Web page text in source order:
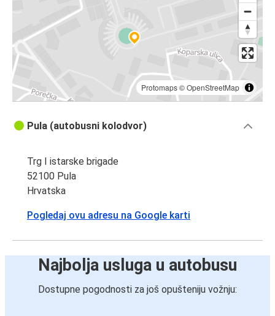
Protomaps©OpenStreetMap
Pula (autobusni kolodvor)
Trg I istarske brigade
52100 Pula
Hrvatska
Pogledaj ovu adresu na Google karti
Najbolja usluga u autobusu
Dostupne pogodnosti za još opušteniju vožnju: